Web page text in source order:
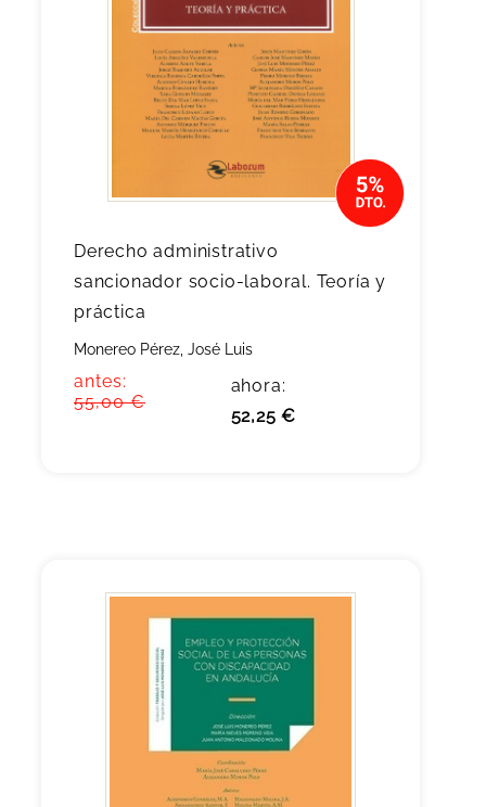
Derecho administrativo
sancionador socio-laboral. Teoría y
práctica
Monereo Pérez, José Luis
antes:
55,00 €
ahora:
52,25 €